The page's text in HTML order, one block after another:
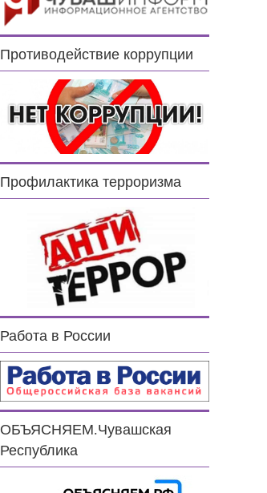
Противодействие коррупции
Профилактика терроризма
Работа в России
ОБЪЯСНЯЕМ.Чувашская
Республика